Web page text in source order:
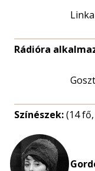
Rádióra
Színészek:(14